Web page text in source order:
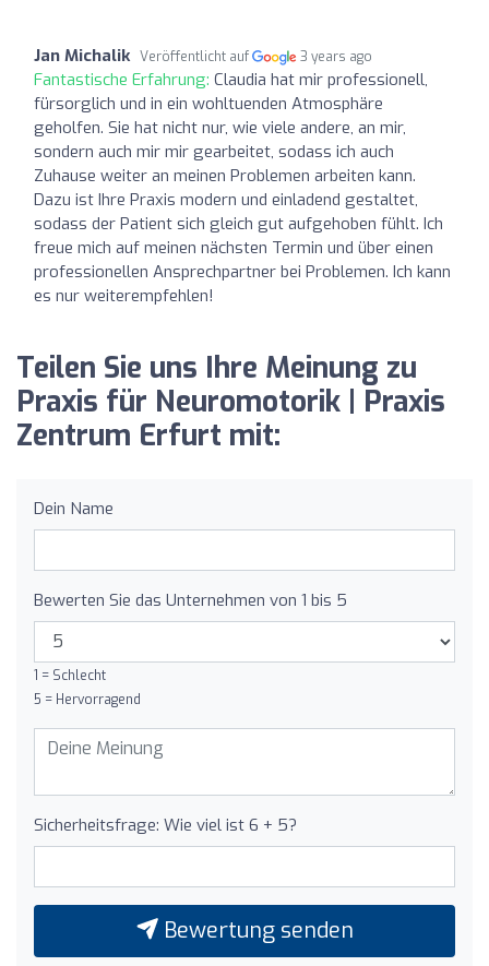
Jan Michalik Veröffentlicht auf 3 years ago
Fantastische Erfahrung: Claudia hat mir professionell,
fürsorglich und in ein wohltuenden Atmosphäre
geholfen. Sie hat nicht nur, wie viele andere, an mir,
sondern auch mir mir gearbeitet, sodass ich auch
Zuhause weiter an meinen Problemen arbeiten kann.
Dazu ist Ihre Praxis modern und einladend gestaltet,
sodass der Patient sich gleich gut aufgehoben fühlt. Ich
freue mich auf meinen nächsten Termin und über einen
professionellen Ansprechpartner bei Problemen. Ich kann
es nur weiterempfehlen!
Teilen Sie uns Ihre Meinung zu
Praxis für Neuromotorik | Praxis
Zentrum Erfurt mit:
Dein Name
Bewerten Sie das Unternehmen von 1 bis 5
1 = Schlecht
5 = Hervorragend
Sicherheitsfrage: Wie viel ist 6 + 5?
Bewertung senden